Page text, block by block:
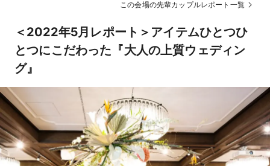
この会場の先輩カップルレポート一覧
＜2022年5月レポート＞アイテムひとつひ
とつにこだわった『大人の上質ウェディン
グ』